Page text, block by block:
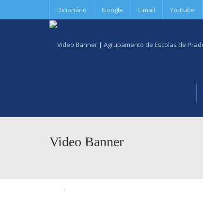
Dicionário Google Gmail Youtube
Video Banner